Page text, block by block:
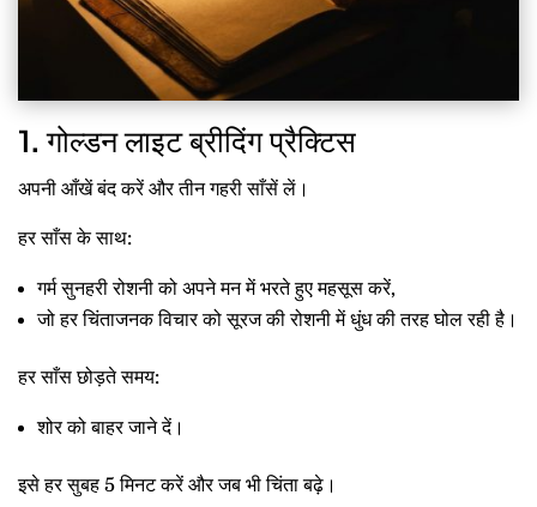
1. गोल्डन लाइट ब्रीदिंग प्रैक्टिस
अपनी आँखें बंद करें और तीन गहरी साँसें लें।
हर साँस के साथ:
गर्म सुनहरी रोशनी को अपने मन में भरते हुए महसूस करें,
जो हर चिंताजनक विचार को सूरज की रोशनी में धुंध की तरह घोल रही है।
हर साँस छोड़ते समय:
शोर को बाहर जाने दें।
इसे हर सुबह 5 मिनट करें और जब भी चिंता बढ़े।